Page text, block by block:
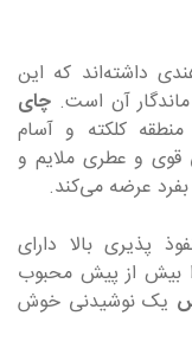
داشته‌اند که این
آن است. چای
کلکته و آسام
و عطری ملایم و
عرضه می‌کند.
بالا دارای
بیش از پیش محبوب
یک نوشیدنی خوش